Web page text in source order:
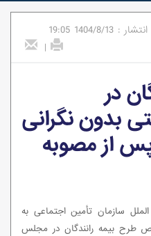
انتشار : 1404/8/13
19:05
|
در
بدون نگرانی
از مصوبه
سازمان تأمین اجتماعی به
طرح بیمه رانندگان در مجلس